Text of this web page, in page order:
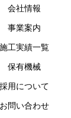
会社情報
事業案内
施工実績一覧
保有機械
採用について
お問い合わせ